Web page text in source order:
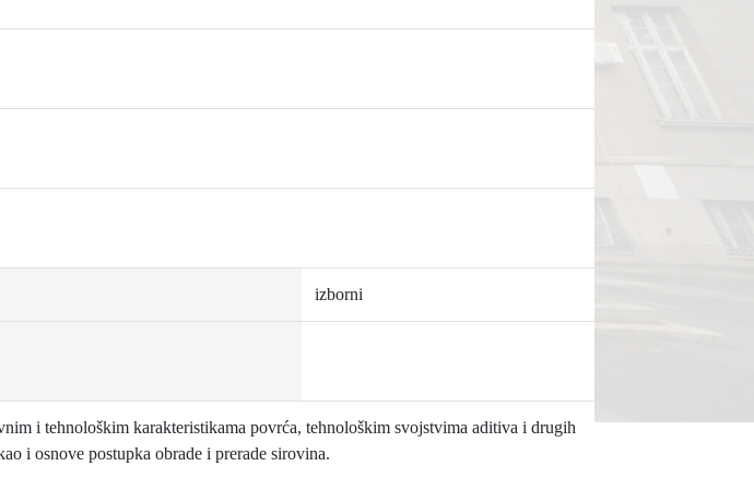
izborni
i tehnološkim karakteristikama povrća, tehnološkim svojstvima aditiva i drugih
i osnove postupka obrade i prerade sirovina.